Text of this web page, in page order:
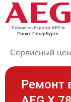
Сервисный центр AEG в
Санкт-Петербурге
Сервисный
Ремонт